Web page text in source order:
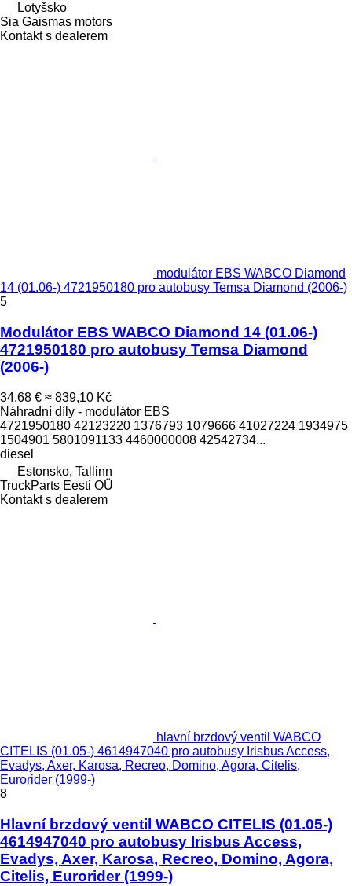
Lotyšsko
Sia Gaismas motors
Kontakt s dealerem
modulátor EBS WABCO Diamond
14 (01.06-) 4721950180 pro autobusy Temsa Diamond (2006-)
5
Modulátor EBS WABCO Diamond 14 (01.06-)
4721950180 pro autobusy Temsa Diamond
(2006-)
34,68 € ≈ 839,10 Kč
Náhradní díly - modulátor EBS
4721950180 42123220 1376793 1079666 41027224 1934975
1504901 5801091133 4460000008 42542734...
diesel
Estonsko, Tallinn
TruckParts Eesti OÜ
Kontakt s dealerem
hlavní brzdový ventil WABCO
CITELIS (01.05-) 4614947040 pro autobusy Irisbus Access,
Evadys, Axer, Karosa, Recreo, Domino, Agora, Citelis,
Eurorider (1999-)
8
Hlavní brzdový ventil WABCO CITELIS (01.05-)
4614947040 pro autobusy Irisbus Access,
Evadys, Axer, Karosa, Recreo, Domino, Agora,
Citelis, Eurorider (1999-)